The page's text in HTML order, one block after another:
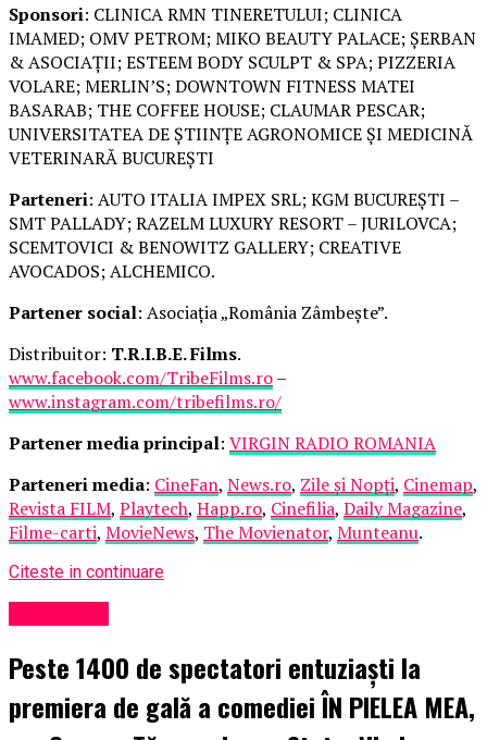
Sponsori: CLINICA RMN TINERETULUI; CLINICA
IMAMED; OMV PETROM; MIKO BEAUTY PALACE; ȘERBAN
& ASOCIAȚII; ESTEEM BODY SCULPT & SPA; PIZZERIA
VOLARE; MERLIN’S; DOWNTOWN FITNESS MATEI
BASARAB; THE COFFEE HOUSE; CLAUMAR PESCAR;
UNIVERSITATEA DE ȘTIINȚE AGRONOMICE ȘI MEDICINĂ
VETERINARĂ BUCUREȘTI
Parteneri: AUTO ITALIA IMPEX SRL; KGM BUCUREȘTI –
SMT PALLADY; RAZELM LUXURY RESORT – JURILOVCA;
SCEMTOVICI & BENOWITZ GALLERY; CREATIVE
AVOCADOS; ALCHEMICO.
Partener social: Asociația „România Zâmbește”.
Distribuitor: T.R.I.B.E. Films.
www.facebook.com/TribeFilms.ro–
www.instagram.com/tribefilms.ro/
Partener media principal: VIRGIN RADIO ROMANIA
Parteneri media: CineFan, News.ro, Zile și Nopți, Cinemap,
Revista FILM, Playtech, Happ.ro, Cinefilia, Daily Magazine,
Filme-carti, MovieNews, The Movienator, Munteanu.
Citeste in continuare
Peste 1400 de spectatori entuziaști la
premiera de gală a comediei ÎN PIELEA MEA,